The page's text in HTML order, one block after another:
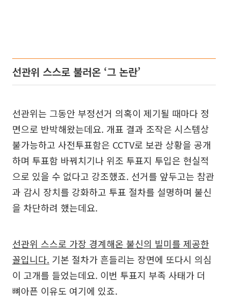
선관위 스스로 불러온 ‘그 논란’
선관위는 그동안 부정선거 의혹이 제기될 때마다 정
면으로 반박해왔는데요. 개표 결과 조작은 시스템상
불가능하고 사전투표함은 CCTV로 보관 상황을 공개
하며 투표함 바꿔치기나 위조 투표지 투입은 현실적
으로 있을 수 없다고 강조했죠. 선거를 앞두고는 참관
과 감시 장치를 강화하고 투표 절차를 설명하며 불신
을 차단하려 했는데요.
선관위 스스로 가장 경계해온 불신의 빌미를 제공한
꼴입니다. 기본 절차가 흔들리는 장면에 또다시 의심
이 고개를 들었는데요. 이번 투표지 부족 사태가 더
뼈아픈 이유도 여기에 있죠.